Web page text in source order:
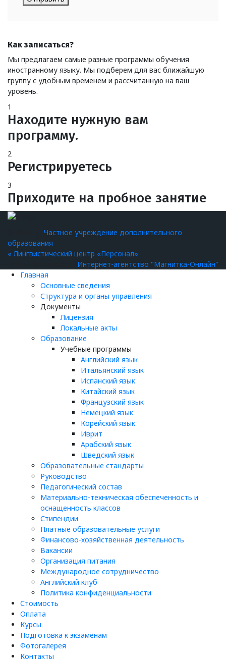
Как записаться?
Мы предлагаем самые разные программы обучения
иностранному языку. Мы подберем для вас ближайшую
группу с удобным временем и рассчитанную на ваш
уровень.
1
Находите нужную вам
программу.
2
Регистрируетесь
3
Приходите на пробное занятие
Частное учреждение дополнительного
образования
« Лингвистический центр «Персонал»
Интернет-агентство "Магнитка-Онлайн"
Главная
Основные сведения
Структура и органы управления
Документы
Лицензия
Локальные акты
Образование
Учебные программы
Английский язык
Итальянский язык
Испанский язык
Китайский язык
Французский язык
Немецкий язык
Корейский язык
Иврит
Арабский язык
Шведский язык
Образовательные стандарты
Руководство
Педагогический состав
Материально-техническая обеспеченность и
оснащенность классов
Стипендии
Платные образовательные услуги
Финансово-хозяйственная деятельность
Вакансии
Организация питания
Международное сотрудничество
Английский клуб
Политика конфиденциальности
Стоимость
Оплата
Курсы
Подготовка к экзаменам
Фотогалерея
Контакты